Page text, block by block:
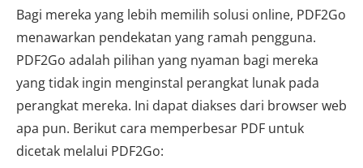
Bagi mereka yang lebih memilih solusi online, PDF2Go
menawarkan pendekatan yang ramah pengguna.
PDF2Go adalah pilihan yang nyaman bagi mereka
yang tidak ingin menginstal perangkat lunak pada
perangkat mereka. Ini dapat diakses dari browser web
apa pun. Berikut cara memperbesar PDF untuk
dicetak melalui PDF2Go: